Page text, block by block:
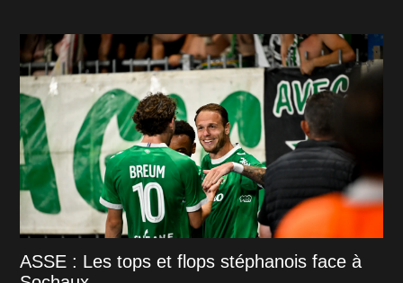
ASSE : Les tops et flops stéphanois face à